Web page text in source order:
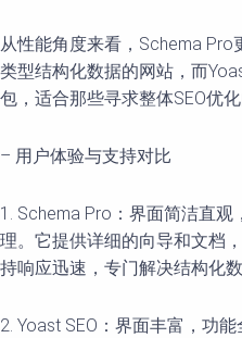
从性能角度来看，Schema
类型结构化数据的网站，而
包，适合那些寻求整体SEO优化
– 用户体验与支持对比
1. Schema Pro：界面简洁直
理。它提供详细的向导和文档
持响应迅速，专门解决结构化数
2. Yoast SEO：界面丰富，功